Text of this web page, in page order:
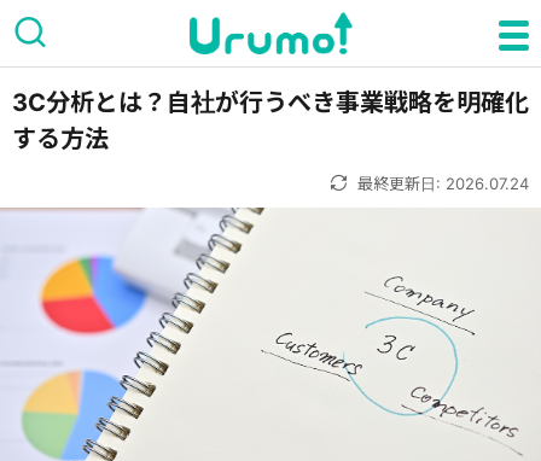
3C分析とは？自社が行うべき事業戦略を明確化
する方法
最終更新日: 2026.07.24